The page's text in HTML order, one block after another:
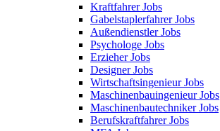
Kraftfahrer Jobs
Gabelstaplerfahrer Jobs
Außendienstler Jobs
Psychologe Jobs
Erzieher Jobs
Designer Jobs
Wirtschaftsingenieur Jobs
Maschinenbauingenieur Jobs
Maschinenbautechniker Jobs
Berufskraftfahrer Jobs